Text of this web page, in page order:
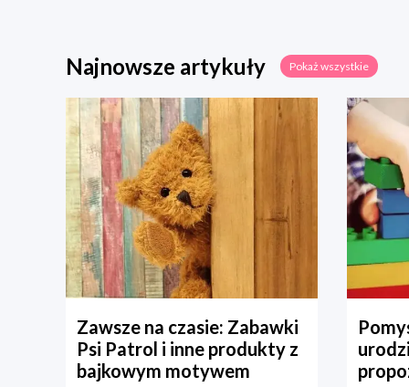
Najnowsze artykuły Pokaż wszystkie
Zawsze na czasie: Zabawki
Psi Patrol i inne produkty z
bajkowym motywem